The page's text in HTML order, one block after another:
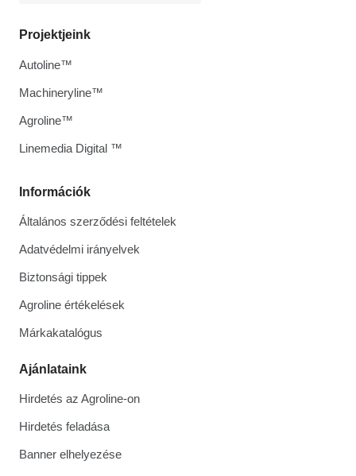
Információk
Általános szerződési feltételek
Adatvédelmi irányelvek
Biztonsági tippek
Agroline értékelések
Márkakatalógus
Ajánlataink
Hirdetés az Agroline-on
Hirdetés feladása
Banner elhelyezése
Projektjeink
Autoline™
Machineryline™
Agroline™
Linemedia Digital ™